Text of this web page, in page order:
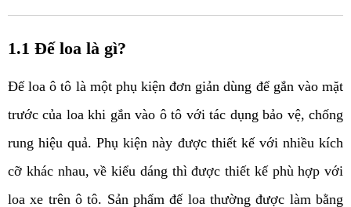
1.1 Đế loa là gì?
Đế loa ô tô là một phụ kiện đơn giản dùng để gắn vào mặt
trước của loa khi gắn vào ô tô với tác dụng bảo vệ, chống
rung hiệu quả. Phụ kiện này được thiết kế với nhiều kích
cỡ khác nhau, về kiểu dáng thì được thiết kế phù hợp với
loa xe trên ô tô. Sản phẩm đế loa thường được làm bằng